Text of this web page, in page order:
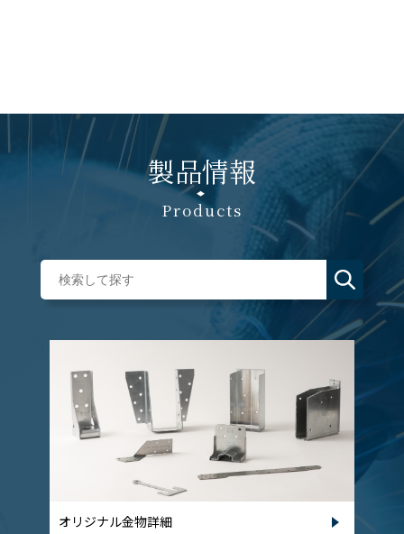
製品情報
Products
オリジナル金物詳細